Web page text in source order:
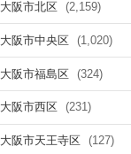
大阪市北区 (2,159)
大阪市中央区 (1,020)
大阪市福島区 (324)
大阪市西区 (231)
大阪市天王寺区 (127)